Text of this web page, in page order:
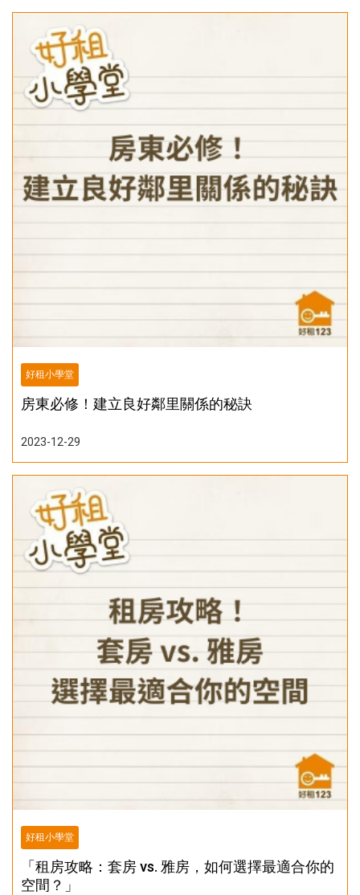
好租小學堂
房東必修！建立良好鄰里關係的秘訣
2023-12-29
好租小學堂
「租房攻略：套房 vs. 雅房，如何選擇最適合你的
空間？」